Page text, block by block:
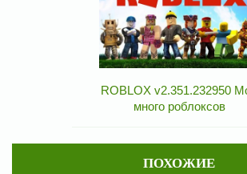
ROBLOX v2.351.232950
много роблоксов
ПОХОЖИЕ